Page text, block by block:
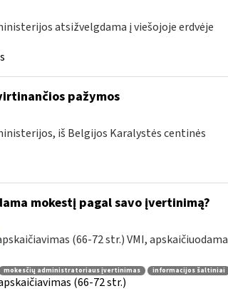
atsižvelgdama į viešojoje erdvėje
pažymos
iš Belgijos Karalystės centinės
mokestį pagal savo įvertinimą?
(66-72 str.) VMI, apskaičiuodama
mokesčių administratoriaus įvertinimas informacijos šaltiniai
(66-72 str.)